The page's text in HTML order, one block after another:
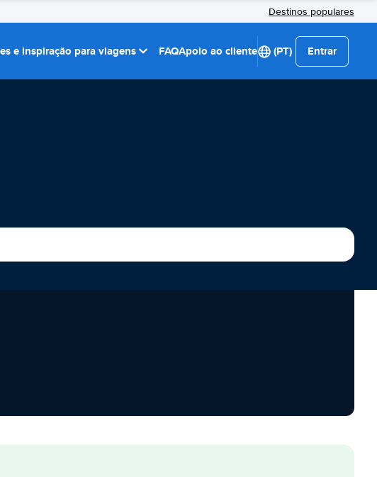
Destinos populares
e inspiração para viagens FAQApoio ao cliente (PT) Entrar